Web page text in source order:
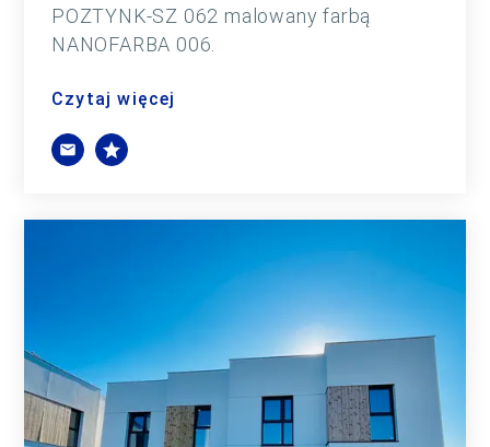
POZTYNK-SZ 062 malowany farbą
NANOFARBA 006.
Czytaj więcej